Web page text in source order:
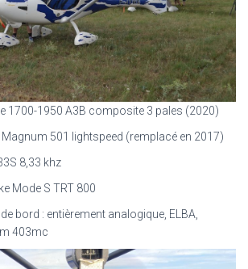
1700-1950 A3B composite 3 pales (2020)
501 lightspeed (remplacé en 2017)
8,33 khz
Mode S TRT 800
bord : entièrement analogique, ELBA,
403mc